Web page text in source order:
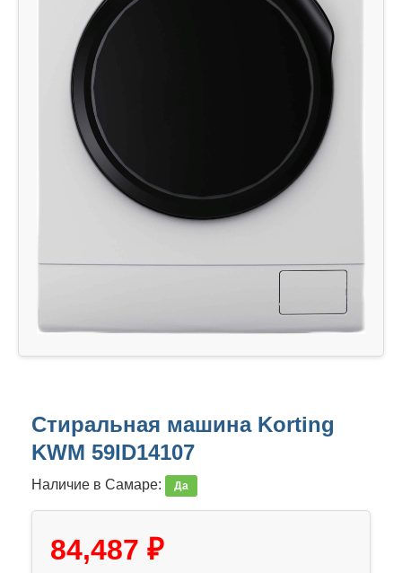
Стиральная машина Korting
KWM 59ID14107
Наличие в Самаре: Да
84,487 ₽